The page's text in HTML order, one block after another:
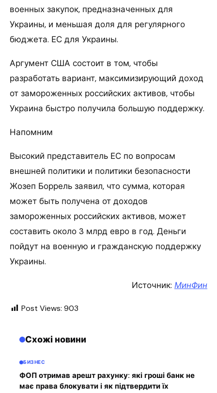
военных закупок, предназначенных для
Украины, и меньшая доля для регулярного
бюджета. ЕС для Украины.
Аргумент США состоит в том, чтобы
разработать вариант, максимизирующий доход
от замороженных российских активов, чтобы
Украина быстро получила большую поддержку.
Напомним
Высокий представитель ЕС по вопросам
внешней политики и политики безопасности
Жозеп Боррель заявил, что сумма, которая
может быть получена от доходов
замороженных российских активов, может
составить около 3 млрд евро в год. Деньги
пойдут на военную и гражданскую поддержку
Украины.
Источник: МинФин
Post Views: 903
Схожі новини
БИЗНЕС
ФОП отримав арешт рахунку: які гроші банк не
має права блокувати і як підтвердити їх